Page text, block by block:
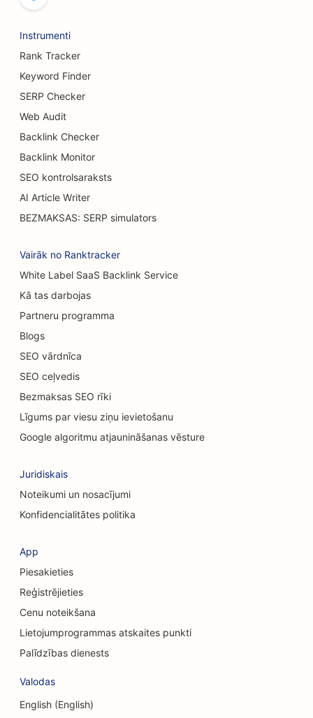
SEO bufetes restorāniem
SEO burgeru kravas automašīnām
SEO kafejnīcām
SEO kūku veikaliem
SEO optimizācija grila galdiem
SEO automobiļu mazgātuvēm
SEO automobiļu dīleriem
SEO tīrīšanas pakalpojumiem
SEO hiropraktiķiem
Ķīmiskā pīlinga pakalpojumu SEO
SEO galvaskausa ķirurgiem
SEO kafijas veikaliem
SEO konsultāciju uzņēmumiem
SEO parādu konsultāciju pakalpojumiem
SEO valūtas maiņas pakalpojumiem
SEO deju studijām
Instrumenti
Rank Tracker
Keyword Finder
SERP Checker
Web Audit
Backlink Checker
Backlink Monitor
SEO kontrolsaraksts
AI Article Writer
BEZMAKSAS: SERP simulators
Vairāk no Ranktracker
White Label SaaS Backlink Service
Kā tas darbojas
Partneru programma
Blogs
SEO vārdnīca
SEO ceļvedis
Bezmaksas SEO rīki
Līgums par viesu ziņu ievietošanu
Google algoritmu atjaunināšanas vēsture
Juridiskais
Noteikumi un nosacījumi
Konfidencialitātes politika
App
Piesakieties
Reģistrējieties
Cenu noteikšana
Lietojumprogrammas atskaites punkti
Palīdzības dienests
Valodas
English (English)